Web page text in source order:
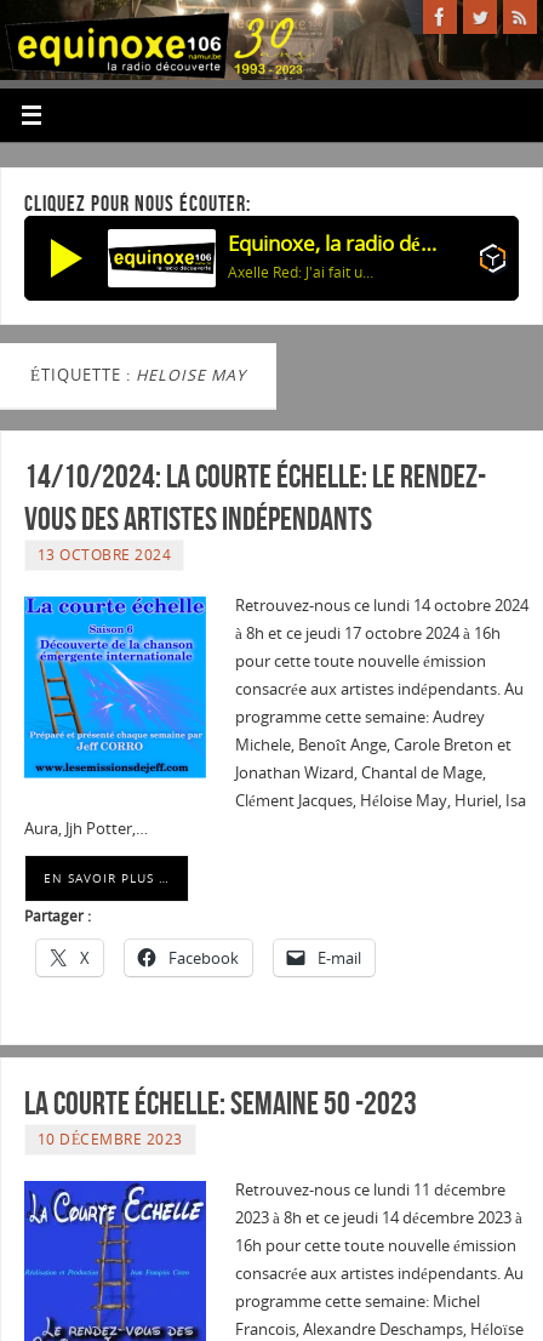
CLIQUEZ POUR NOUS ÉCOUTER:
Equinoxe, la radio découverte
Axelle Red: J'ai fait un rêve (The french soul Remix)
ÉTIQUETTE : HELOISE MAY
14/10/2024: La courte échelle: Le rendez-
vous des artistes indépendants
13 OCTOBRE 2024
Retrouvez-nous ce lundi 14 octobre 2024
à 8h et ce jeudi 17 octobre 2024 à 16h
pour cette toute nouvelle émission
consacrée aux artistes indépendants. Au
programme cette semaine: Audrey
Michele, Benoît Ange, Carole Breton et
Jonathan Wizard, Chantal de Mage,
Clément Jacques, Héloise May, Huriel, Isa
Aura, Jjh Potter,…
EN SAVOIR PLUS …
Partager :
X Facebook E-mail
La courte échelle: semaine 50 -2023
10 DÉCEMBRE 2023
Retrouvez-nous ce lundi 11 décembre
2023 à 8h et ce jeudi 14 décembre 2023 à
16h pour cette toute nouvelle émission
consacrée aux artistes indépendants. Au
programme cette semaine: Michel
Francois, Alexandre Deschamps, Héloïse